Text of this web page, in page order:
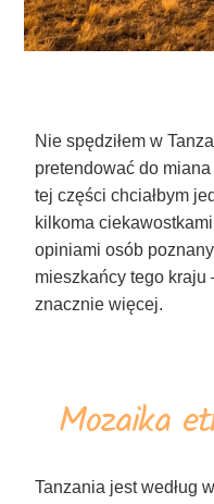
Nie spędziłem w
pretendować do
tej części chciałbym
kilkoma
opiniami osób
mieszkańcy tego
znacznie więcej.
Mozaika
Tanzania jest według